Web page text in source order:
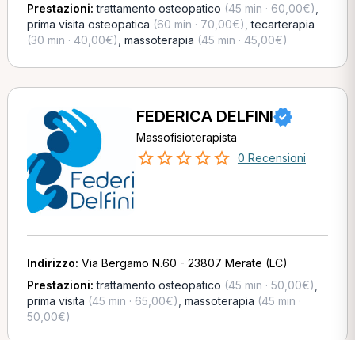
Prestazioni:trattamento osteopatico (45 min · 60,00€)
prima visita osteopatica (60 min · 70,00€) ,tecarterapia
(30 min · 40,00€) massoterapia (45 min · 45,00€)
FEDERICA DELFINI
Massofisioterapista
0 Recensioni
Indirizzo: Via Bergamo N.60 - 23807 Merate (LC)
Prestazioni:trattamento osteopatico (45 min · 50,00€)
prima visita (45 min · 65,00€) massoterapia (45 min ·
50,00€)